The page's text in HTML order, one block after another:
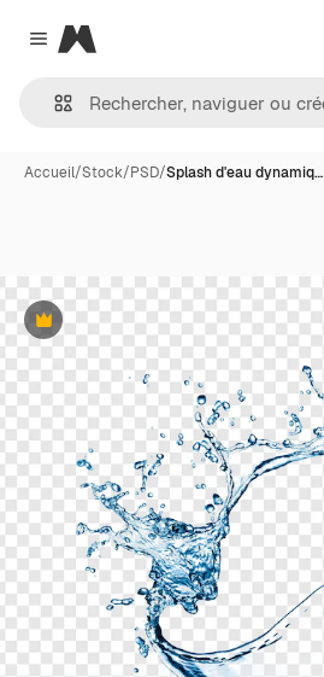
Close menu
Magnific
Accueil/Stock/PSD/Splash d'eau dynamiq…
Premium